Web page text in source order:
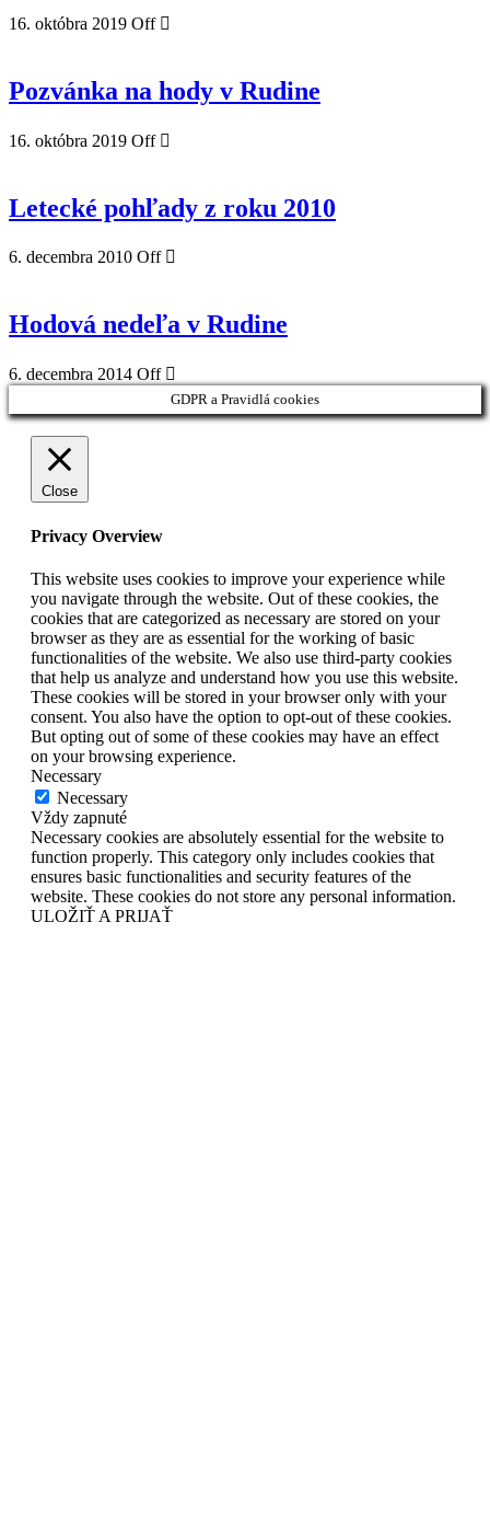
16. októbra 2019 Off
Pozvánka na hody v Rudine
16. októbra 2019 Off
Letecké pohľady z roku 2010
6. decembra 2010 Off
Hodová nedeľa v Rudine
6. decembra 2014 Off
GDPR a Pravidlá cookies
Close
Privacy Overview
This website uses cookies to improve your experience while
you navigate through the website. Out of these cookies, the
cookies that are categorized as necessary are stored on your
browser as they are as essential for the working of basic
functionalities of the website. We also use third-party cookies
that help us analyze and understand how you use this website.
These cookies will be stored in your browser only with your
consent. You also have the option to opt-out of these cookies.
But opting out of some of these cookies may have an effect
on your browsing experience.
Necessary
Necessary
Vždy zapnuté
Necessary cookies are absolutely essential for the website to
function properly. This category only includes cookies that
ensures basic functionalities and security features of the
website. These cookies do not store any personal information.
ULOŽIŤ A PRIJAŤ